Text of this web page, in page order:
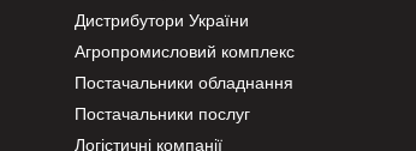
Дистрибутори України
Агропромисловий комплекс
Постачальники обладнання
Постачальники послуг
Логістичні компанії